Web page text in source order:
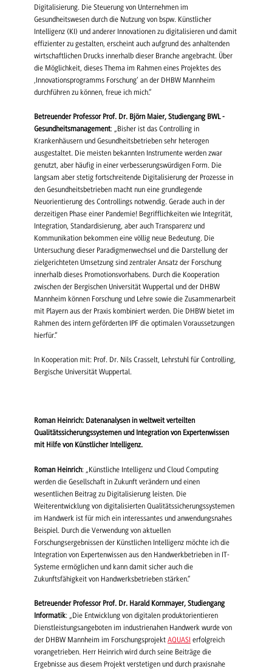
Digitalisierung. Die Steuerung von Unternehmen im
Gesundheitswesen durch die Nutzung von bspw. Künstlicher
Intelligenz (KI) und anderer Innovationen zu digitalisieren und damit
effizienter zu gestalten, erscheint auch aufgrund des anhaltenden
wirtschaftlichen Drucks innerhalb dieser Branche angebracht. Über
die Möglichkeit, dieses Thema im Rahmen eines Projektes des
‚Innovationsprogramms Forschung‘ an der DHBW Mannheim
durchführen zu können, freue ich mich.“
Betreuender Professor Prof. Dr. Björn Maier, Studiengang BWL -
Gesundheitsmanagement: „Bisher ist das Controlling in
Krankenhäusern und Gesundheitsbetrieben sehr heterogen
ausgestaltet. Die meisten bekannten Instrumente werden zwar
genutzt, aber häufig in einer verbesserungswürdigen Form. Die
langsam aber stetig fortschreitende Digitalisierung der Prozesse in
den Gesundheitsbetrieben macht nun eine grundlegende
Neuorientierung des Controllings notwendig. Gerade auch in der
derzeitigen Phase einer Pandemie! Begrifflichkeiten wie Integrität,
Integration, Standardisierung, aber auch Transparenz und
Kommunikation bekommen eine völlig neue Bedeutung. Die
Untersuchung dieser Paradigmenwechsel und die Darstellung der
zielgerichteten Umsetzung sind zentraler Ansatz der Forschung
innerhalb dieses Promotionsvorhabens. Durch die Kooperation
zwischen der Bergischen Universität Wuppertal und der DHBW
Mannheim können Forschung und Lehre sowie die Zusammenarbeit
mit Playern aus der Praxis kombiniert werden. Die DHBW bietet im
Rahmen des intern geförderten IPF die optimalen Voraussetzungen
hierfür.“
In Kooperation mit: Prof. Dr. Nils Crasselt, Lehrstuhl für Controlling,
Bergische Universität Wuppertal.
Roman Heinrich: Datenanalysen in weltweit verteilten
Qualitätssicherungssystemen und Integration von Expertenwissen
mit Hilfe von Künstlicher Intelligenz.
Roman Heinrich: „Künstliche Intelligenz und Cloud Computing
werden die Gesellschaft in Zukunft verändern und einen
wesentlichen Beitrag zu Digitalisierung leisten. Die
Weiterentwicklung von digitalisierten Qualitätssicherungssystemen
im Handwerk ist für mich ein interessantes und anwendungsnahes
Beispiel. Durch die Verwendung von aktuellen
Forschungsergebnissen der Künstlichen Intelligenz möchte ich die
Integration von Expertenwissen aus den Handwerkbetrieben in IT-
Systeme ermöglichen und kann damit sicher auch die
Zukunftsfähigkeit von Handwerksbetrieben stärken.“
Betreuender Professor Prof. Dr. Harald Kornmayer, Studiengang
Informatik: „Die Entwicklung von digitalen produktorientieren
Dienstleistungsangeboten im industrienahen Handwerk wurde von
der DHBW Mannheim im Forschungsprojekt AQUASI erfolgreich
vorangetrieben. Herr Heinrich wird durch seine Beiträge die
Ergebnisse aus diesem Projekt verstetigen und durch praxisnahe